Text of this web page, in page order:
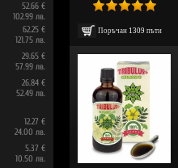
52.66 €
102.99 лв.
62.25 €
121.75 лв.
29.65 €
57.99 лв.
26.84 €
52.49 лв.
12.27 €
24.00 лв.
5.37 €
10.50 лв.
Поръчан 1309 пъти